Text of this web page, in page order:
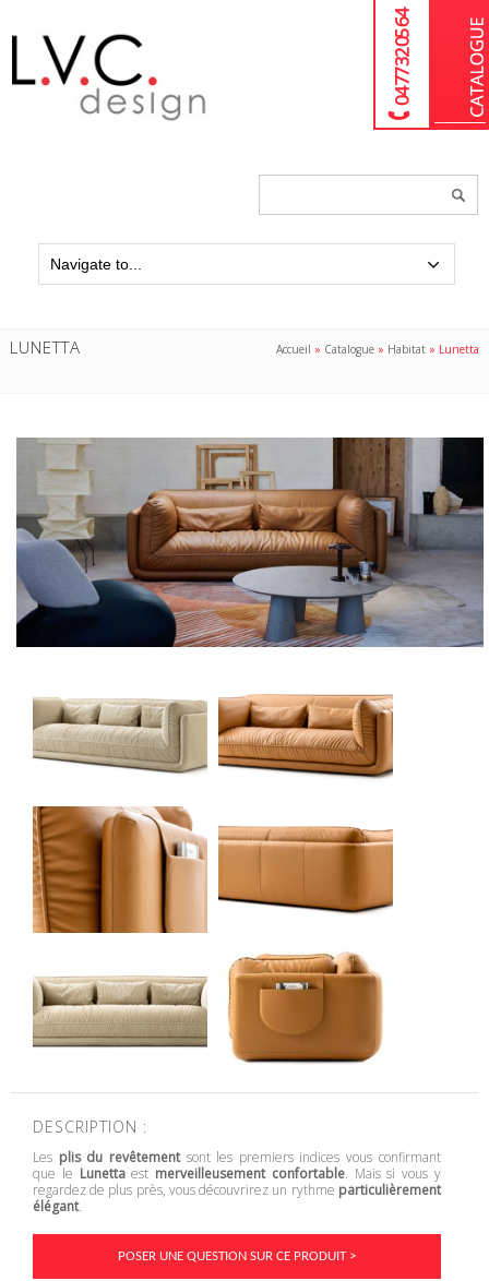
04 77 32 05 64
LUNETTA Accueil » Catalogue » Habitat » Lunetta
DESCRIPTION :
Les plis du revêtementsont les premiers indices vous confirmant
que le Lunettaest merveilleusement confortable. Mais si vous y
regardez de plus près, vous découvrirez un rythme particulièrement
élégant.
POSER UNE QUESTION SUR CE PRODUIT >